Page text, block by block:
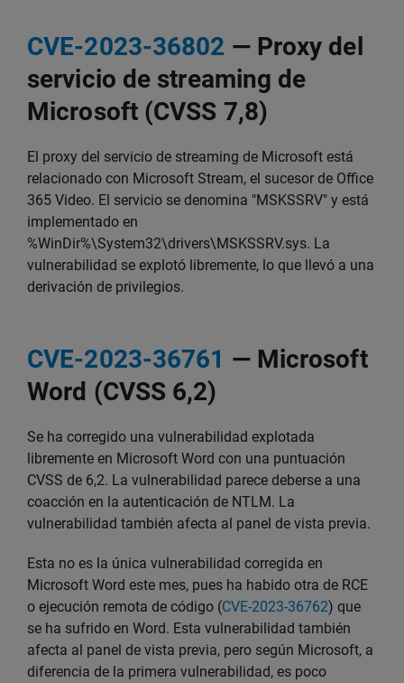
CVE-2023-36802 — Proxy del
servicio de streaming de
Microsoft (CVSS 7,8)
El proxy del servicio de streaming de Microsoft está
relacionado con Microsoft Stream, el sucesor de Office
365 Video. El servicio se denomina "MSKSSRV" y está
implementado en
%WinDir%\System32\drivers\MSKSSRV.sys. La
vulnerabilidad se explotó libremente, lo que llevó a una
derivación de privilegios.
CVE-2023-36761 — Microsoft
Word (CVSS 6,2)
Se ha corregido una vulnerabilidad explotada
libremente en Microsoft Word con una puntuación
CVSS de 6,2. La vulnerabilidad parece deberse a una
coacción en la autenticación de NTLM. La
vulnerabilidad también afecta al panel de vista previa.
Esta no es la única vulnerabilidad corregida en
Microsoft Word este mes, pues ha habido otra de RCE
o ejecución remota de código (CVE-2023-36762) que
se ha sufrido en Word. Esta vulnerabilidad también
afecta al panel de vista previa, pero según Microsoft, a
diferencia de la primera vulnerabilidad, es poco